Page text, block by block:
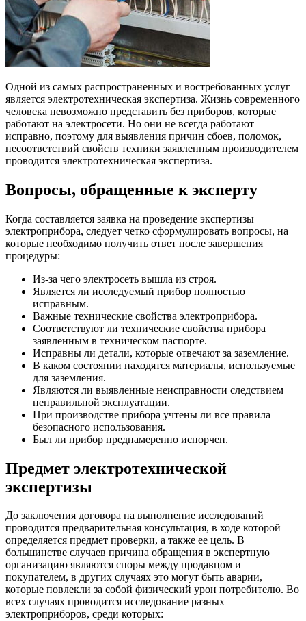
Одной из самых распространенных и востребованных услуг
является электротехническая экспертиза. Жизнь современного
человека невозможно представить без приборов, которые
работают на электросети. Но они не всегда работают
исправно, поэтому для выявления причин сбоев, поломок,
несоответствий свойств техники заявленным производителем
проводится электротехническая экспертиза.
Вопросы, обращенные к эксперту
Когда составляется заявка на проведение экспертизы
электроприбора, следует четко сформулировать вопросы, на
которые необходимо получить ответ после завершения
процедуры:
Из-за чего электросеть вышла из строя.
Является ли исследуемый прибор полностью
исправным.
Важные технические свойства электроприбора.
Соответствуют ли технические свойства прибора
заявленным в техническом паспорте.
Исправны ли детали, которые отвечают за заземление.
В каком состоянии находятся материалы, используемые
для заземления.
Являются ли выявленные неисправности следствием
неправильной эксплуатации.
При производстве прибора учтены ли все правила
безопасного использования.
Был ли прибор преднамеренно испорчен.
Предмет электротехнической
экспертизы
До заключения договора на выполнение исследований
проводится предварительная консультация, в ходе которой
определяется предмет проверки, а также ее цель. В
большинстве случаев причина обращения в экспертную
организацию являются споры между продавцом и
покупателем, в других случаях это могут быть аварии,
которые повлекли за собой физический урон потребителю. Во
всех случаях проводится исследование разных
электроприборов, среди которых: